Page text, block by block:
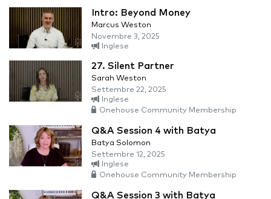
Intro: Beyond Money
Marcus Weston
Novembre 3, 2025
Inglese
27. Silent Partner
Sarah Weston
Settembre 22, 2025
Inglese
Onehouse Community Membership
Q&A Session 4 with Batya
Batya Solomon
Settembre 12, 2025
Inglese
Onehouse Community Membership
Q&A Session 3 with Batya